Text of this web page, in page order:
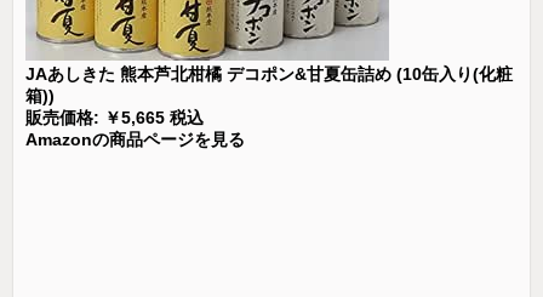
JAあしきた 熊本芦北柑橘 デコポン&甘夏缶詰め (10缶入り(化粧
箱))
販売価格: ￥5,665 税込
Amazonの商品ページを見る